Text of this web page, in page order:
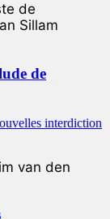
de
Sillam
de
van den